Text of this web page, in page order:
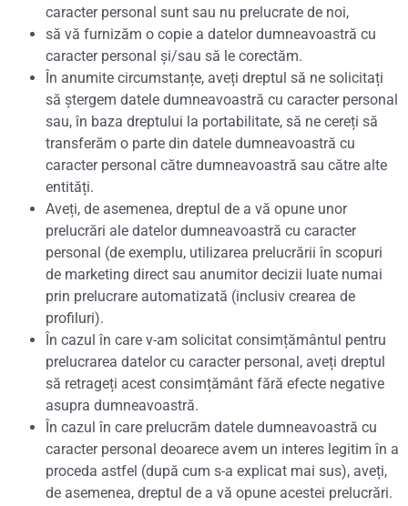
caracter personal sunt sau nu prelucrate de noi,
să vă furnizăm o copie a datelor dumneavoastră cu
caracter personal și/sau să le corectăm.
În anumite circumstanțe, aveți dreptul să ne solicitați
să ștergem datele dumneavoastră cu caracter personal
sau, în baza dreptului la portabilitate, să ne cereți să
transferăm o parte din datele dumneavoastră cu
caracter personal către dumneavoastră sau către alte
entități.
Aveți, de asemenea, dreptul de a vă opune unor
prelucrări ale datelor dumneavoastră cu caracter
personal (de exemplu, utilizarea prelucrării în scopuri
de marketing direct sau anumitor decizii luate numai
prin prelucrare automatizată (inclusiv crearea de
profiluri).
În cazul în care v-am solicitat consimțământul pentru
prelucrarea datelor cu caracter personal, aveți dreptul
să retrageți acest consimțământ fără efecte negative
asupra dumneavoastră.
În cazul în care prelucrăm datele dumneavoastră cu
caracter personal deoarece avem un interes legitim în a
proceda astfel (după cum s-a explicat mai sus), aveți,
de asemenea, dreptul de a vă opune acestei prelucrări.